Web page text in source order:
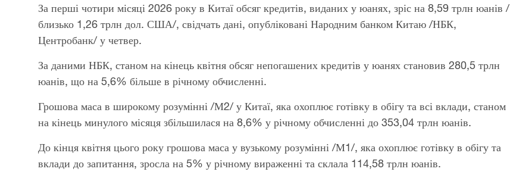
За перші чотири місяці 2026 року в Китаї обсяг кредитів, виданих у юанях, зріс на 8,59 трлн юанів /
близько 1,26 трлн дол. США/, свідчать дані, опубліковані Народним банком Китаю /НБК,
Центробанк/ у четвер.
За даними НБК, станом на кінець квітня обсяг непогашених кредитів у юанях становив 280,5 трлн
юанів, що на 5,6% більше в річному обчисленні.
Грошова маса в широкому розумінні /М2/ у Китаї, яка охоплює готівку в обігу та всі вклади, станом
на кінець минулого місяця збільшилася на 8,6% у річному обчисленні до 353,04 трлн юанів.
До кінця квітня цього року грошова маса у вузькому розумінні /М1/, яка охоплює готівку в обігу та
вклади до запитання, зросла на 5% у річному вираженні та склала 114,58 трлн юанів.